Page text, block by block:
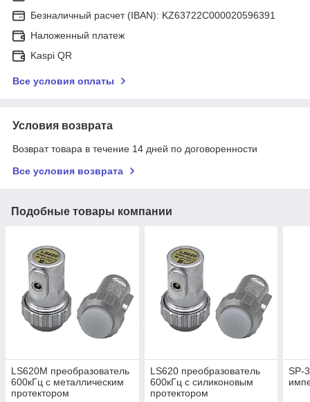
Безналичный расчет (IBAN): KZ63722C000020596391
Наложенный платеж
Kaspi QR
Все условия оплаты
Условия возврата
Возврат товара в течение 14 дней по договоренности
Все условия возврата
Подобные товары компании
LS620M преобразователь
600кГц с металлическим
протектором
LS620 преобразователь
600кГц с силиконовым
протектором
SP-